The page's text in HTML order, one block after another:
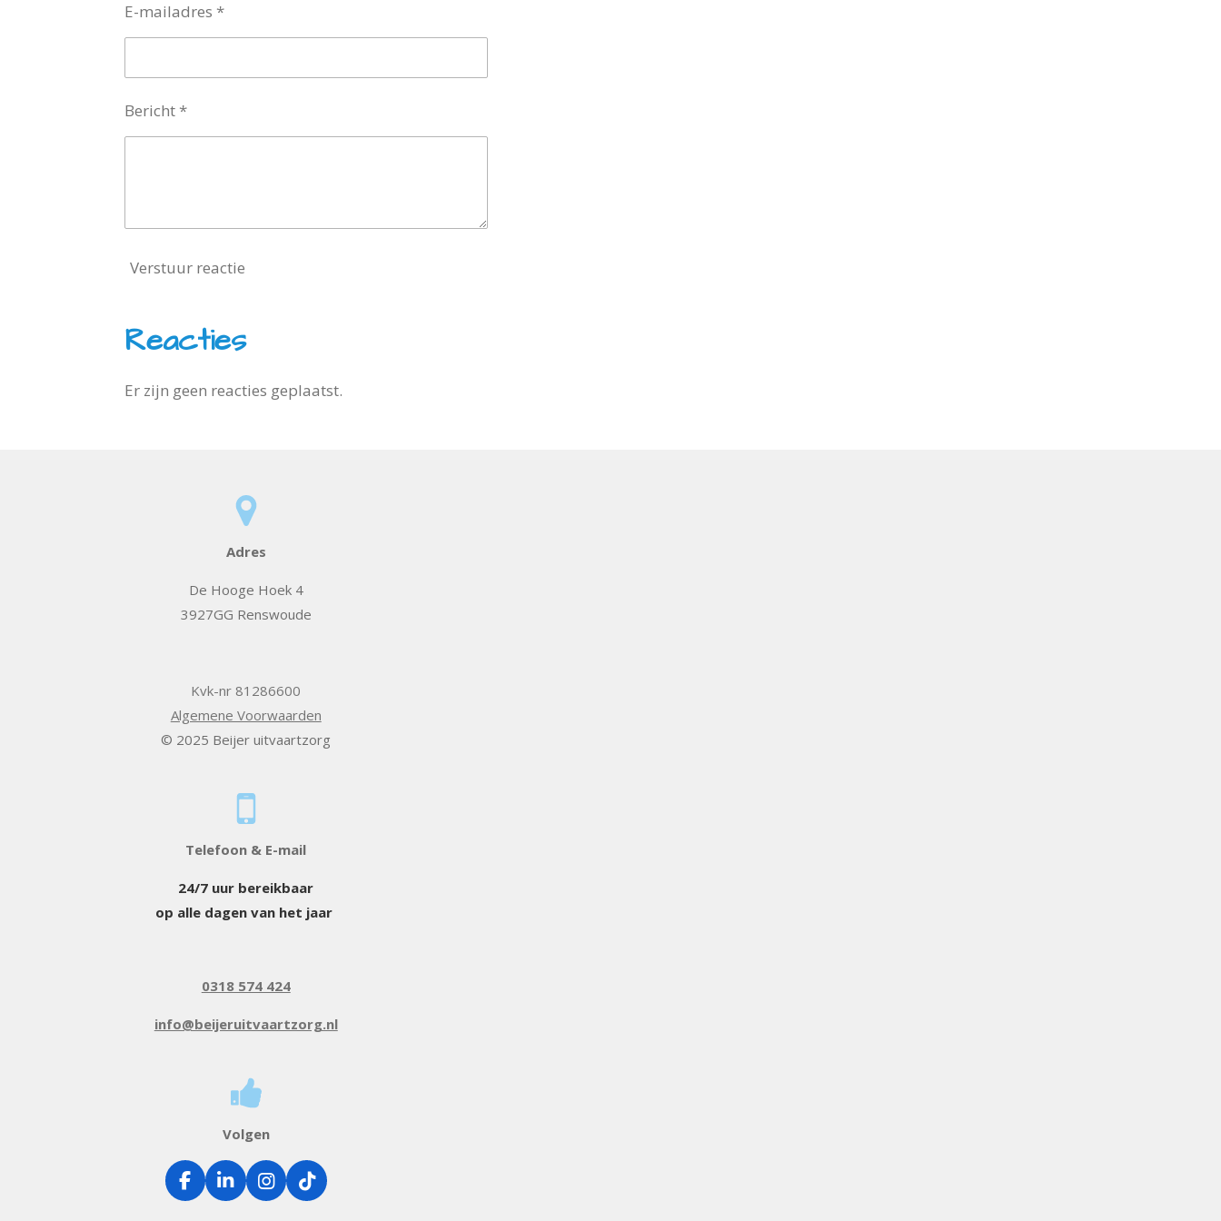
E-mailadres *
Bericht *
Verstuur reactie
Reacties
Er zijn geen reacties geplaatst.
Adres
De Hooge Hoek 4
3927GG Renswoude
Kvk-nr 81286600
Algemene Voorwaarden
© 2025 Beijer uitvaartzorg
Telefoon & E-mail
24/7 uur bereikbaar
op alle dagen van het jaar
0318 574 424
info@beijeruitvaartzorg.nl
Volgen
F
a
L
i
I
n
T
i